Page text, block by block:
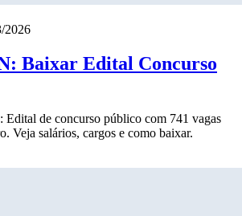
2026
Baixar Edital Concurso
de concurso público com 741 vagas
Veja salários, cargos e como baixar.